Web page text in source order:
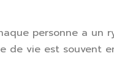
personne a un
de vie est souvent